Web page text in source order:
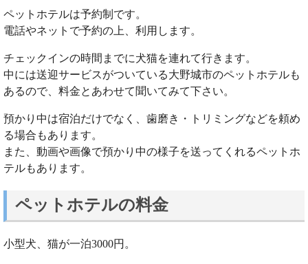
ペットホテルは予約制です。
電話やネットで予約の上、利用します。
チェックインの時間までに犬猫を連れて行きます。
中には送迎サービスがついている大野城市のペットホテルも
あるので、料金とあわせて聞いてみて下さい。
預かり中は宿泊だけでなく、歯磨き・トリミングなどを頼め
る場合もあります。
また、動画や画像で預かり中の様子を送ってくれるペットホ
テルもあります。
ペットホテルの料金
小型犬、猫が一泊3000円。